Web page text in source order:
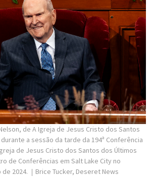
de A Igreja de Jesus Cristo dos Santos
a sessão da tarde da 194ª Conferência
de Jesus Cristo dos Santos dos Últimos
de Conferências em Salt Lake City no
2024.
Brice Tucker, Deseret News